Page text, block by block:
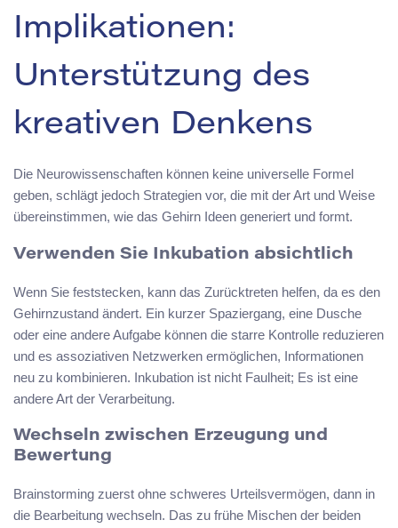
Implikationen:
Unterstützung des
kreativen Denkens
Die Neurowissenschaften können keine universelle Formel
geben, schlägt jedoch Strategien vor, die mit der Art und Weise
übereinstimmen, wie das Gehirn Ideen generiert und formt.
Verwenden Sie Inkubation absichtlich
Wenn Sie feststecken, kann das Zurücktreten helfen, da es den
Gehirnzustand ändert. Ein kurzer Spaziergang, eine Dusche
oder eine andere Aufgabe können die starre Kontrolle reduzieren
und es assoziativen Netzwerken ermöglichen, Informationen
neu zu kombinieren. Inkubation ist nicht Faulheit; Es ist eine
andere Art der Verarbeitung.
Wechseln zwischen Erzeugung und
Bewertung
Brainstorming zuerst ohne schweres Urteilsvermögen, dann in
die Bearbeitung wechseln. Das zu frühe Mischen der beiden